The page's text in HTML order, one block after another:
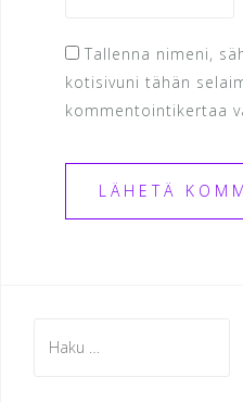
Tallenna nimeni,
kotisivuni tähän
kommentointikertaa